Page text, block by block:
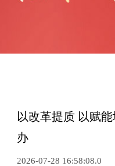
以改革提质 以赋
办
2026-07-28 16:58:08.0